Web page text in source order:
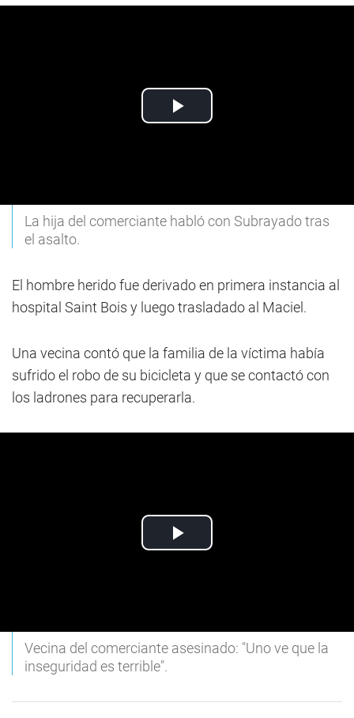
La hija del comerciante habló con Subrayado tras
el asalto.
El hombre herido fue derivado en primera instancia al
hospital Saint Bois y luego trasladado al Maciel.
Una vecina contó que la familia de la víctima había
sufrido el robo de su bicicleta y que se contactó con
los ladrones para recuperarla.
Vecina del comerciante asesinado: "Uno ve que la
inseguridad es terrible".